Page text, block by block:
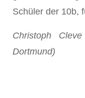
Schüler der 10b,
Christoph
Dortmund)